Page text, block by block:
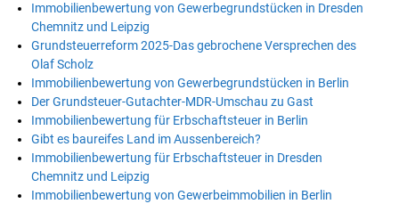
Immobilienbewertung von Gewerbegrundstücken in Dresden
Chemnitz und Leipzig
Grundsteuerreform 2025-Das gebrochene Versprechen des
Olaf Scholz
Immobilienbewertung von Gewerbegrundstücken in Berlin
Der Grundsteuer-Gutachter-MDR-Umschau zu Gast
Immobilienbewertung für Erbschaftsteuer in Berlin
Gibt es baureifes Land im Aussenbereich?
Immobilienbewertung für Erbschaftsteuer in Dresden
Chemnitz und Leipzig
Immobilienbewertung von Gewerbeimmobilien in Berlin